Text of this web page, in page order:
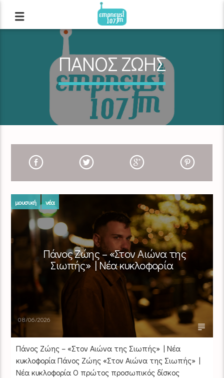
ΠΑΝΟΣ ΖΩΗΣ
μουσική νέα
Πάνος Ζώης – «Στον Αιώνα της
Σιωπής» | Νέα κυκλοφορία
08/06/2026
Πάνος Ζώης – «Στον Αιώνα της Σιωπής» | Νέα
κυκλοφορία Πάνος Ζώης «Στον Αιώνα της Σιωπής» |
Νέα κυκλοφορία Ο πρώτος προσωπικός δίσκος